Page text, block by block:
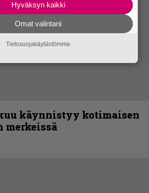
käynnistyy kotimaisen
merkeissä
Hyväksyn kaikki
Omat valintani
Tietosuojakäytäntömme